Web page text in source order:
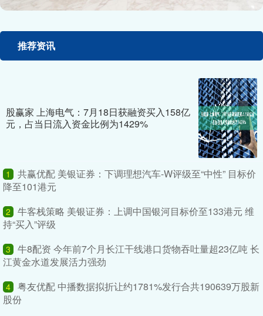
推荐资讯
股赢家 上海电气：7月18日获融资买入158亿
元，占当日流入资金比例为1429%
1
共赢优配 美银证券：下调理想汽车-W评级至“中性” 目标价
降至101港元
2
牛客栈策略 美银证券：上调中国银河目标价至133港元 维
持“买入”评级
3
牛8配资 今年前7个月长江干线港口货物吞吐量超23亿吨 长
江黄金水道发展活力强劲
4 粤友优配 中播数据拟折让约1781%发行合共190639万股新
股份